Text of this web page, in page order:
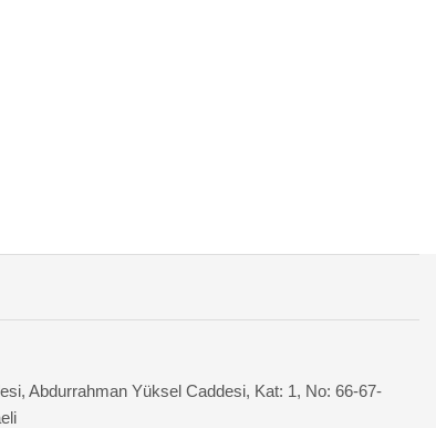
Abdurrahman Yüksel Caddesi, Kat: 1, No: 66-67-